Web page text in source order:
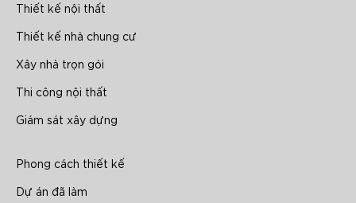
Thiết kế nội thất
Thiết kế nhà chung cư
Xây nhà trọn gói
Thi công nội thất
Giám sát xây dựng
Phong cách thiết kế
Dự án đã làm